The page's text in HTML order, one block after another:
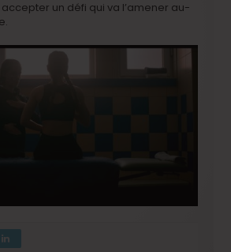
un défi qui va l’amener au-